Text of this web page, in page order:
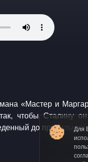
«Мастер и
чтобы Сталину
до
Для